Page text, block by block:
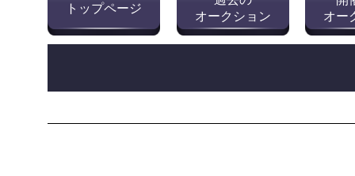
トップページ
オークション
オー